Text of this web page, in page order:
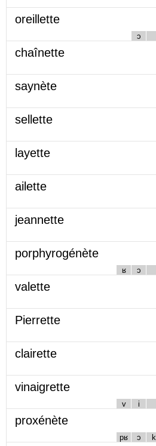
oreillette
ɔ
chaînette
saynète
sellette
layette
ailette
jeannette
porphyrogénète
ʁ ɔ
valette
Pierrette
clairette
vinaigrette
v i
proxénète
pʁ ɔ k